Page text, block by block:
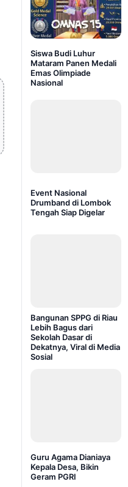
Siswa Budi Luhur
Mataram Panen Medali
Emas Olimpiade
Nasional
Event Nasional
Drumband di Lombok
Tengah Siap Digelar
Bangunan SPPG di Riau
Lebih Bagus dari
Sekolah Dasar di
Dekatnya, Viral di Media
Sosial
Guru Agama Dianiaya
Kepala Desa, Bikin
Geram PGRI